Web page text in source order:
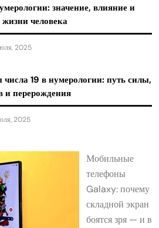
значение, влияние и
жизни человека
2025
19 в нумерологии: путь силы,
и перерождения
2025
Мобильные
телефоны
Galaxy: почему
складной экран
боятся зря — и в